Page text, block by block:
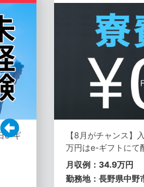
e-ギ
【8月がチャンス】
万円はe-ギフトにて
月収例：34.9万円
勤務地：長野県中野